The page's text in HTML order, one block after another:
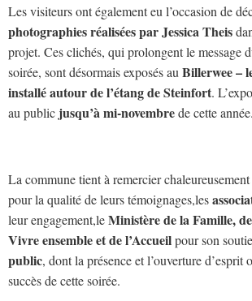
Les visiteurs ont également eu l’occasion de
photographies réalisées par Jessica Theis
projet. Ces clichés, qui prolongent le message
soirée, sont désormais exposés auBillerwee –
installé autour de l’étang de Steinfort.
au public jusqu’à mi-novembrede cette année.
La commune tient à remercier
pour la qualité de leurs témoignages,les
leur engagement,leMinistère de la Famille,
Vivre ensemble et de l’Accueilpour son
public, dont la présence et l’ouverture d’esprit
succès de cette soirée.